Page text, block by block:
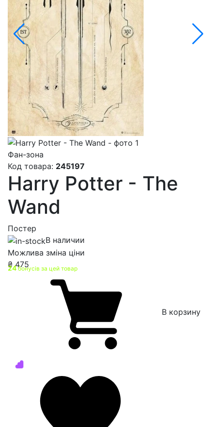
Фан-зона
Код товара: 245197
Harry Potter - The
Wand
Постер
В наличии
Можлива зміна ціни
₴475
24бонусів за цей товар
В корзину